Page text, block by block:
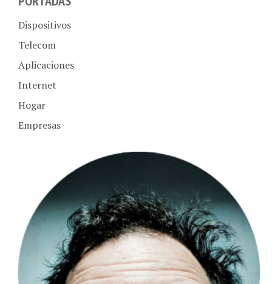
Telecom
Aplicaciones
Internet
Hogar
Empresas